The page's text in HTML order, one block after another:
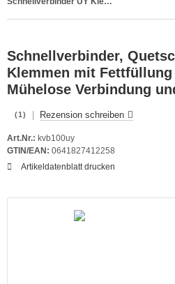
Schnellverbinder,
Klemmen mit Fettfüllung
Mühelose Verbindung
(1) Rezension schreiben
Art.Nr.: kvb100uy
GTIN/EAN: 0641827412258
Artikeldatenblatt drucken